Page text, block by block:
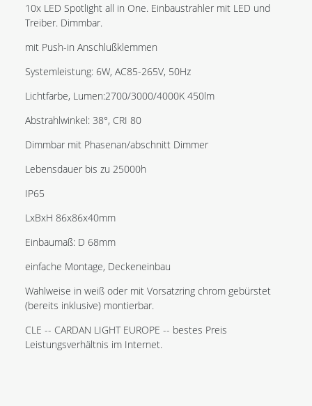
10x LED Spotlight all in One. Einbaustrahler mit LED und
Treiber. Dimmbar.
mit Push-in Anschlußklemmen
Systemleistung: 6W, AC85-265V, 50Hz
Lichtfarbe, Lumen:2700/3000/4000K 450lm
Abstrahlwinkel: 38°, CRI 80
Dimmbar mit Phasenan/abschnitt Dimmer
Lebensdauer bis zu 25000h
IP65
LxBxH 86x86x40mm
Einbaumaß: D 68mm
einfache Montage, Deckeneinbau
Wahlweise in weiß oder mit Vorsatzring chrom gebürstet
(bereits inklusive) montierbar.
CLE -- CARDAN LIGHT EUROPE -- bestes Preis
Leistungsverhältnis im Internet.